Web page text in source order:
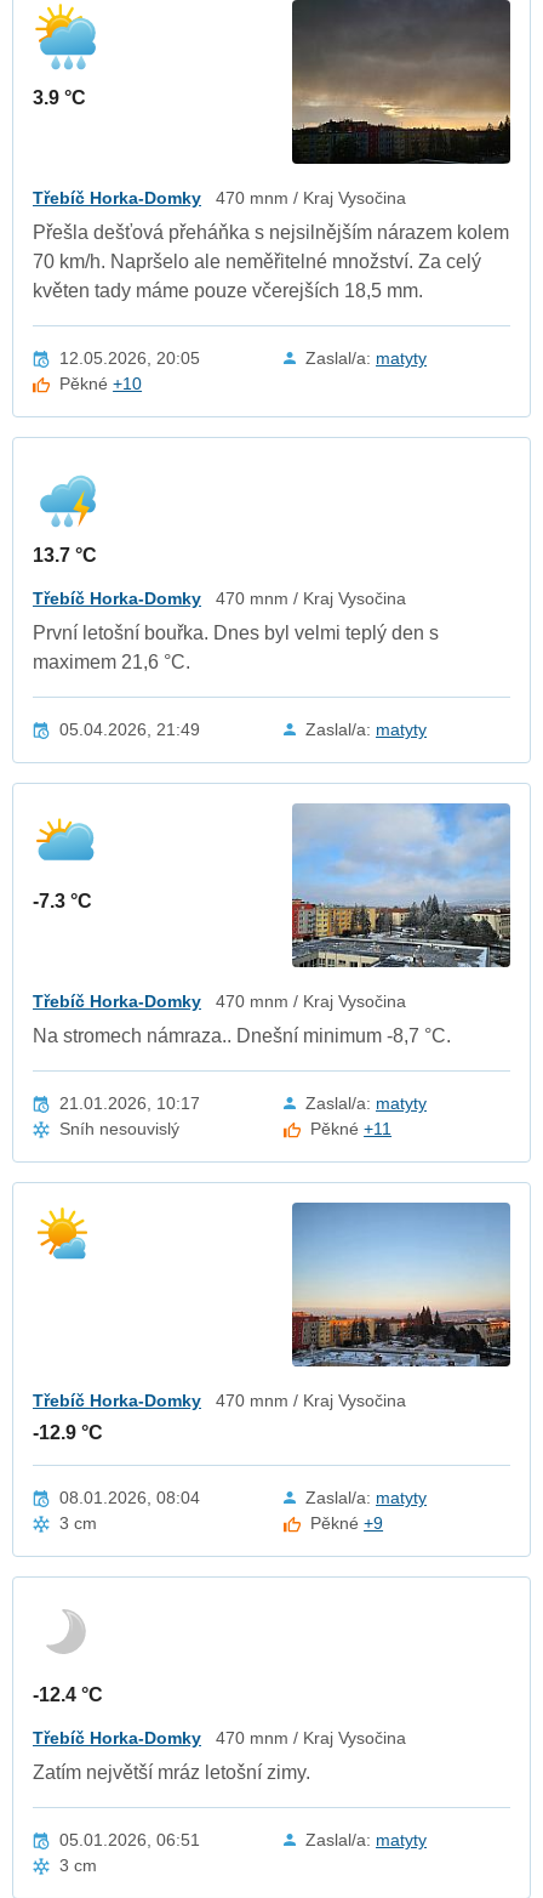
3.9 °C
Třebíč Horka-Domky 470 mnm / Kraj Vysočina
Přešla dešťová přeháňka s nejsilnějším nárazem kolem
70 km/h. Napršelo ale neměřitelné množství. Za celý
květen tady máme pouze včerejších 18,5 mm.
12.05.2026, 20:05 Zaslal/a: matyty
Pěkné+10
13.7 °C
Třebíč Horka-Domky 470 mnm / Kraj Vysočina
První letošní bouřka. Dnes byl velmi teplý den s
maximem 21,6 °C.
05.04.2026, 21:49 Zaslal/a: matyty
-7.3 °C
Třebíč Horka-Domky 470 mnm / Kraj Vysočina
Na stromech námraza.. Dnešní minimum -8,7 °C.
21.01.2026, 10:17 Zaslal/a: matyty
Sníh nesouvislý
Pěkné+11
Třebíč Horka-Domky 470 mnm / Kraj Vysočina
-12.9 °C
08.01.2026, 08:04 Zaslal/a: matyty
3 cm
Pěkné+9
-12.4 °C
Třebíč Horka-Domky 470 mnm / Kraj Vysočina
Zatím největší mráz letošní zimy.
05.01.2026, 06:51 Zaslal/a: matyty
3 cm